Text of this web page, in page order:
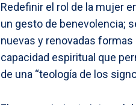
Redefinir el rol de la mujer
un gesto de benevolencia;
nuevas y renovadas formas
capacidad espiritual que
de una “teología de los